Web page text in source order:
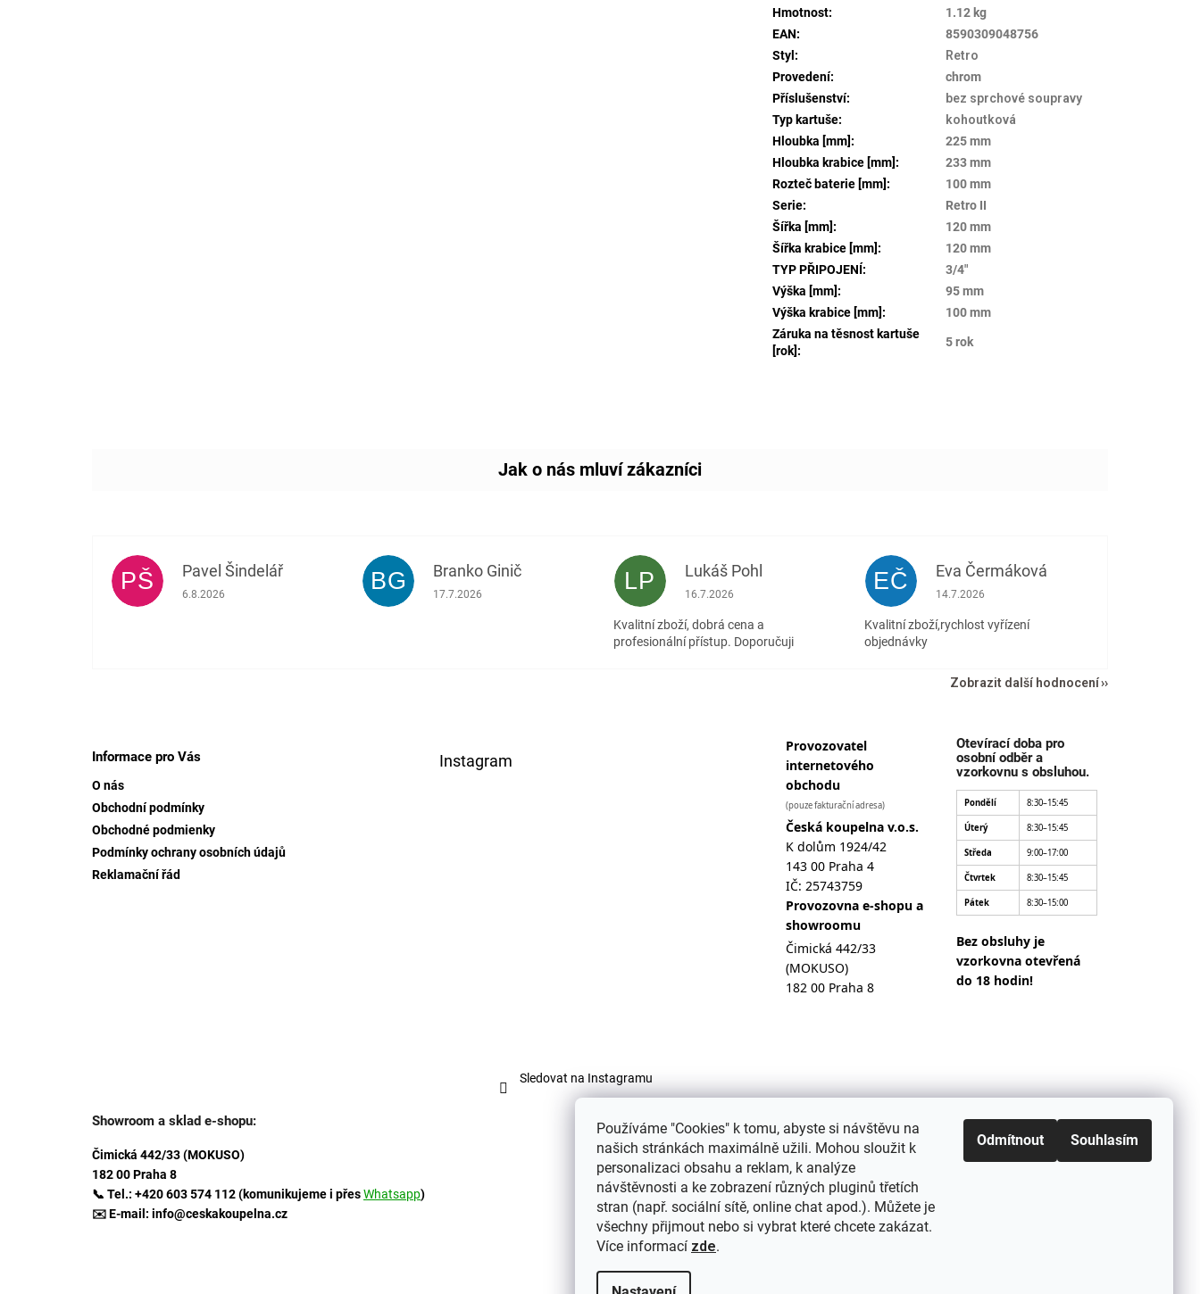
Používáme "Cookies" k tomu, abyste si návštěvu na
našich stránkách maximálně užili. Mohou sloužit k
personalizaci obsahu a reklam, k analýze
návštěvnosti a ke zobrazení různých pluginů třetích
stran (např. sociální sítě, online chat apod.). Můžete je
všechny přijmout nebo si vybrat které chcete zakázat.
Více informací zde.
Odmítnout Souhlasím
Hmotnost:
1.12 kg
EAN:
8590309048756
Styl :
Retro
Provedení:
chrom
Příslušenství:
bez sprchové soupravy
Typ kartuše:
kohoutková
Hloubka [mm] :
225 mm
Hloubka krabice [mm] :
233 mm
Rozteč baterie [mm] :
100 mm
Serie:
Retro II
Šířka [mm] :
120 mm
Šířka krabice [mm] :
120 mm
TYP PŘIPOJENÍ:
3/4"
Výška [mm] :
95 mm
Výška krabice [mm] :
100 mm
Záruka na těsnost kartuše
[rok] :
5 rok
PŠ Pavel Šindelář
Hodnocení obchodu je 5 z 5 hvězdiček.
6.8.2026 BG Branko Ginič
Hodnocení obchodu je 5 z 5 hvězdiček.
17.7.2026 LP Lukáš Pohl
Hodnocení obchodu je 5 z 5 hvězdiček.
16.7.2026
Kvalitní zboží, dobrá cena a
profesionální přístup. Doporučuji
EČ Eva Čermáková
Hodnocení obchodu je 5 z 5 hvězdiček.
14.7.2026
Kvalitní zboží,rychlost vyřízení
objednávky
Zobrazit další hodnocení
Informace pro Vás
O nás
Obchodní podmínky
Obchodné podmienky
Podmínky ochrany osobních údajů
Reklamační řád
Instagram
Sledovat na Instagramu
Provozovatel
internetového
obchodu
(pouze fakturační adresa)
Česká koupelna v.o.s.
K dolům 1924/42
143 00 Praha 4
IČ: 25743759
Provozovna e-shopu a
showroomu
Čimická 442/33
(MOKUSO)
182 00 Praha 8
Otevírací doba pro
osobní odběr a
vzorkovnu s obsluhou.
Pondělí 8:30–15:45
Úterý 8:30–15:45
Středa 9:00–17:00
Čtvrtek 8:30–15:45
Pátek 8:30–15:00
Bez obsluhy je
vzorkovna otevřená
do 18 hodin!
Showroom a sklad e-shopu:
Čimická 442/33 (MOKUSO)
182 00 Praha 8
📞 Tel.: +420 603 574 112 (komunikujeme i přesWhatsapp)
✉️ E-mail: info@ceskakoupelna.cz